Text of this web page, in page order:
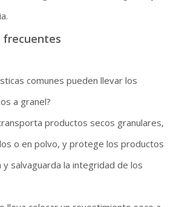
frecuentes
comunes pueden llevar los
a granel?
productos secos granulares,
o en polvo, y protege los productos
y salvaguarda la integridad de los